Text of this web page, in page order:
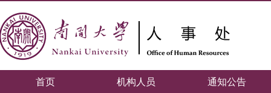
首页 机构人员 通知公告